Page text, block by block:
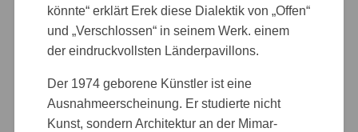
könnte“ erklärt Erek diese Dialektik von „Offen“
und „Verschlossen“ in seinem Werk. einem
der eindruckvollsten Länderpavillons.
Der 1974 geborene Künstler ist eine
Ausnahmeerscheinung. Er studierte nicht
Kunst, sondern Architektur an der Mimar-